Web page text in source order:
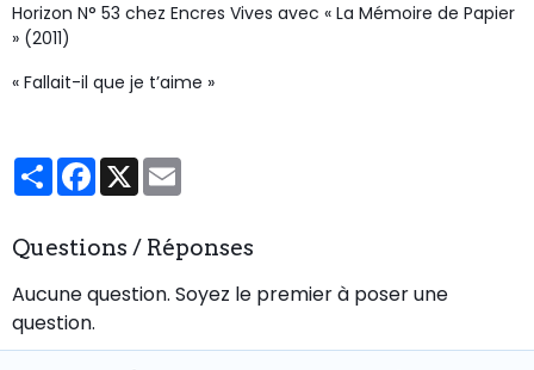
Horizon N° 53 chez Encres Vives avec « La Mémoire de Papier
» (2011)
« Fallait-il que je t’aime »
PartagerFacebook
X
Questions / Réponses
Aucune question. Soyez le premier à poser une
question.